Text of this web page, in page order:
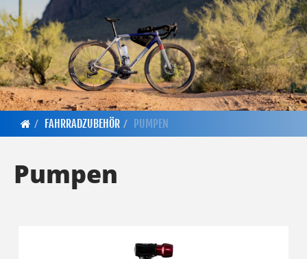
FAHRRADZUBEHÖR PUMPEN
Pumpen